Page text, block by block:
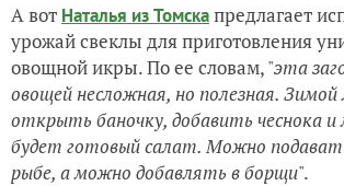
А вот Наталья из Томскапредлагает
урожай свеклы для приготовления
овощной икры. По ее словам, "эта
овощей несложная, но полезная.
открыть баночку, добавить чеснока и
будет готовый салат. Можно
рыбе, а можно добавлять в борщи".